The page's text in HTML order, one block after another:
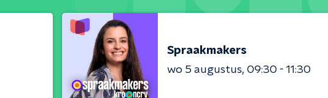
Spraakmakers
wo 5 augustus 09:30 - 11:30